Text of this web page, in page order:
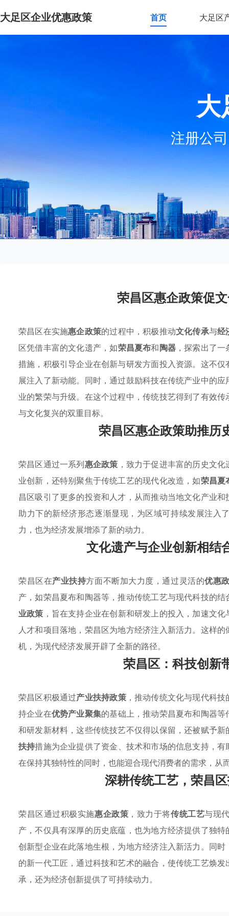
大足区企业优惠政策 首页 大足区
大
注册公
荣昌区惠企政策促
荣昌区在实施惠企政策的过程中，积极推动文化传承与经
区凭借丰富的文化遗产，如荣昌夏布和陶器，探索出了一
措施，积极引导企业在创新与研发方面投入资源。这不
展注入了新动能。同时，通过鼓励科技在传统产业中的
业的繁荣与升级。在这个过程中，传统技艺得到了有效
与文化复兴的双重目标。
荣昌区惠企政策助推历
荣昌区通过一系列惠企政策 ，致力于促进丰富的历史文
业创新，还特别聚焦于传统工艺的现代化改造，如荣昌夏
昌区吸引了更多的投资和人才，从而推动当地文化产业
助力下的新经济形态逐渐显现，为区域可持续发展注入
力，也为经济发展增添了新的动力。
文化遗产与企业创新相结
荣昌区在产业扶持方面不断加大力度，通过灵活的优惠
产，如荣昌夏布和陶器等，推动传统工艺与现代科技的
业政策 ，旨在支持企业在创新和研发上的投入，加速文
人才和项目落地，荣昌区为地方经济注入新活力。这样
机，为现代经济发展开辟了全新的路径。
荣昌区：科技创新
荣昌区积极通过产业扶持政策，推动传统文化与现代科
持企业在优势产业聚集的基础上，推动荣昌夏布和陶器
和研发新材料，这些传统技艺不仅得以保留，还被赋予
扶持措施为企业提供了资金、技术和市场的信息支持，
在保持其独特性的同时，也能迎合现代消费者的需求，从
深耕传统工艺，荣昌
荣昌区通过积极实施惠企政策 ，致力于将传统工艺与现
产，不仅具有深厚的历史底蕴，也为地方经济提供了独
创新型企业在此落地生根，为地方经济注入新活力。同
的新一代工匠，通过科技和艺术的融合，使传统工艺焕
承，还为经济创新提供了可持续动力。